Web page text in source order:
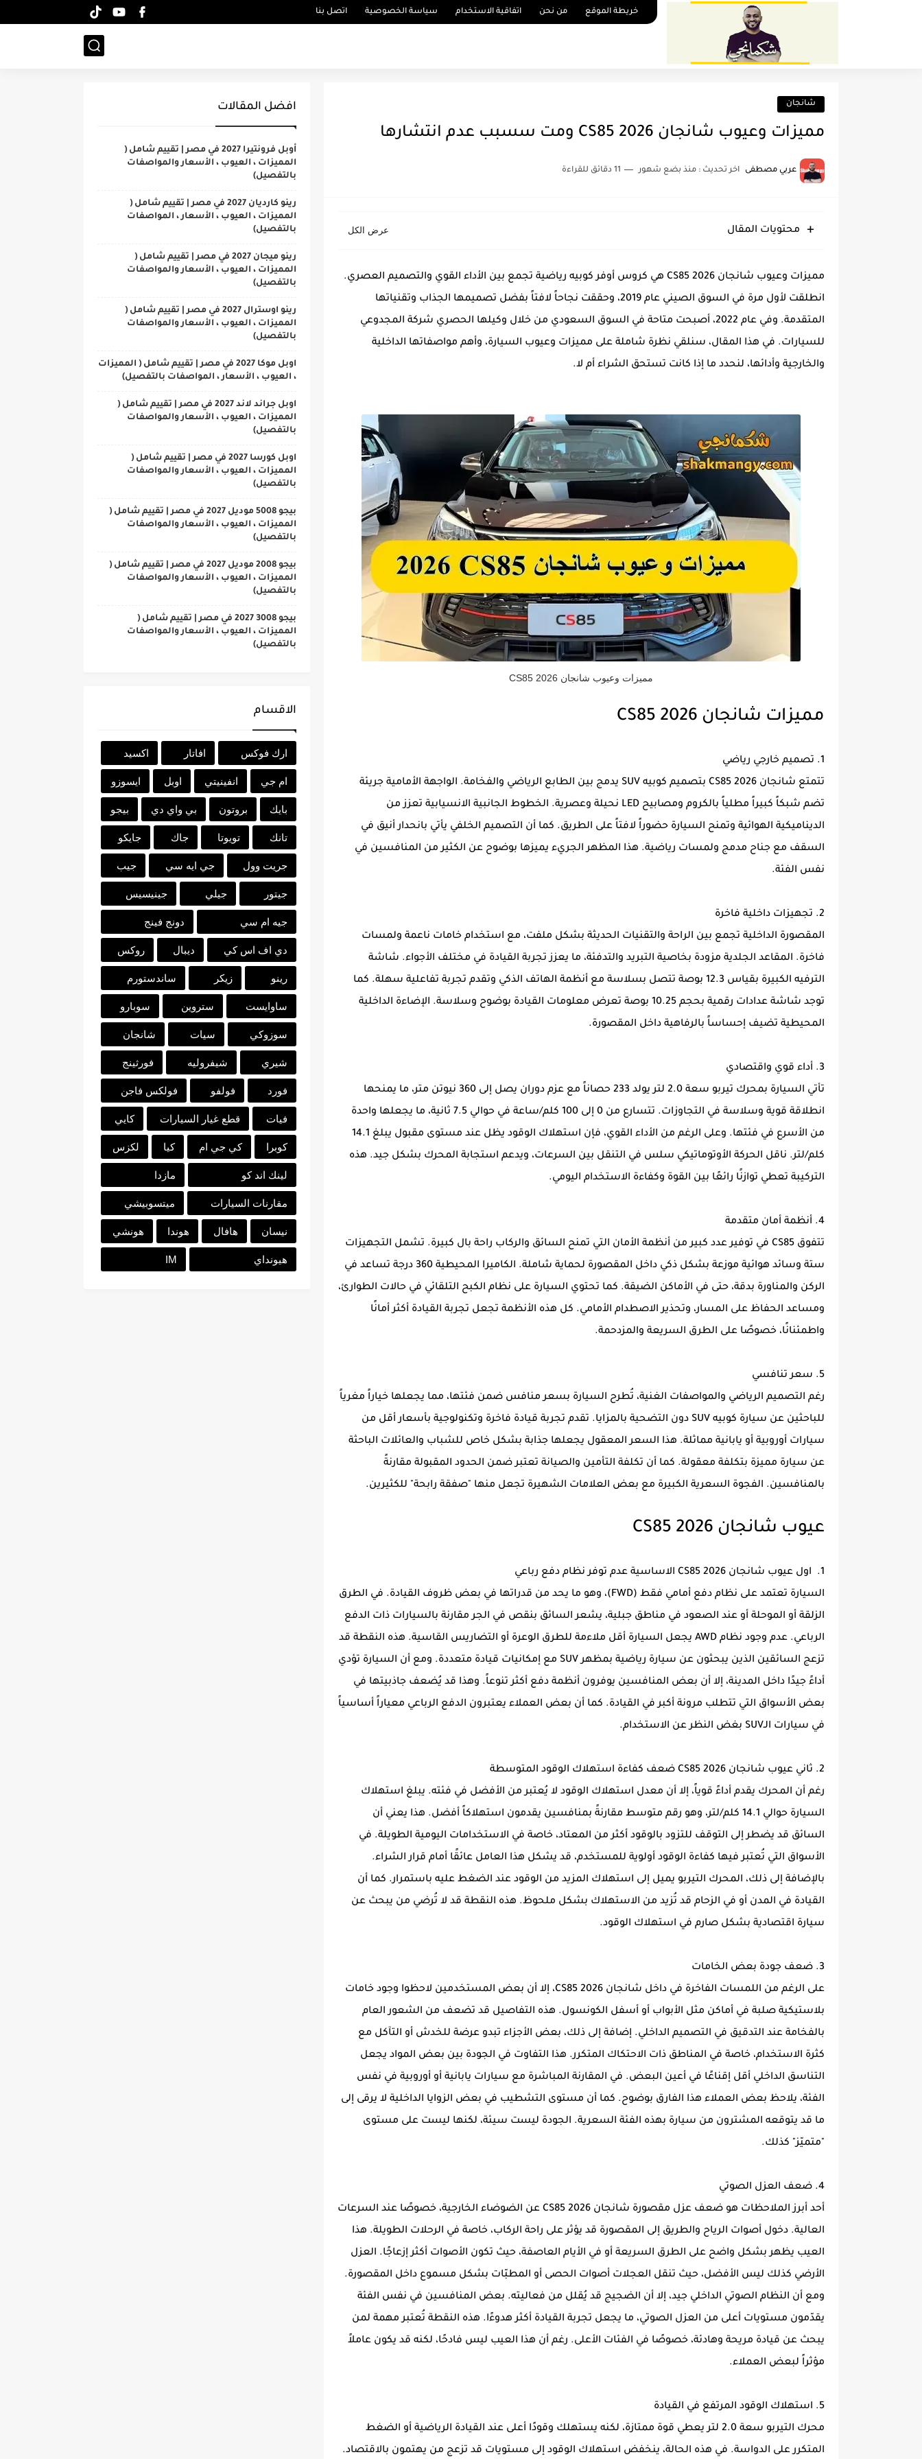
خريطة الموقع من نحن اتفاقية الاستخدام سياسة الخصوصية اتصل بنا
شانجان
مميزات وعيوب شانجان CS85 2026 ومت سسبب عدم انتشارها
عربي مصطفى اخر تحديث : منذ بضع شهور 11 دقائق للقراءة
محتويات المقال
مميزات وعيوب شانجان CS85 2026 هي كروس أوفر كوبيه رياضية تجمع بين الأداء القوي والتصميم العصري.
انطلقت لأول مرة في السوق الصيني عام 2019، وحققت نجاحاً لافتاً بفضل تصميمها الجذاب وتقنياتها
المتقدمة. وفي عام 2022، أصبحت متاحة في السوق السعودي من خلال وكيلها الحصري شركة المجدوعي
للسيارات. في هذا المقال، سنلقي نظرة شاملة على مميزات وعيوب السيارة، وأهم مواصفاتها الداخلية
والخارجية وأدائها، لنحدد ما إذا كانت تستحق الشراء أم لا.
مميزات وعيوب شانجان CS85 2026
مميزات شانجان CS85 2026
1. تصميم خارجي رياضي
تتمتع شانجان CS85 2026 بتصميم كوبيه SUV يدمج بين الطابع الرياضي والفخامة. الواجهة الأمامية جريئة
تضم شبكاً كبيراً مطلياً بالكروم ومصابيح LED نحيلة وعصرية. الخطوط الجانبية الانسيابية تعزز من
الديناميكية الهوائية وتمنح السيارة حضوراً لافتاً على الطريق. كما أن التصميم الخلفي يأتي بانحدار أنيق في
السقف مع جناح مدمج ولمسات رياضية. هذا المظهر الجريء يميزها بوضوح عن الكثير من المنافسين في
نفس الفئة.
2. تجهيزات داخلية فاخرة
المقصورة الداخلية تجمع بين الراحة والتقنيات الحديثة بشكل ملفت، مع استخدام خامات ناعمة ولمسات
فاخرة. المقاعد الجلدية مزودة بخاصية التبريد والتدفئة، ما يعزز تجربة القيادة في مختلف الأجواء. شاشة
الترفيه الكبيرة بقياس 12.3 بوصة تتصل بسلاسة مع أنظمة الهاتف الذكي وتقدم تجربة تفاعلية سهلة. كما
توجد شاشة عدادات رقمية بحجم 10.25 بوصة تعرض معلومات القيادة بوضوح وسلاسة. الإضاءة الداخلية
المحيطية تضيف إحساساً بالرفاهية داخل المقصورة.
3. أداء قوي واقتصادي
تأتي السيارة بمحرك تيربو سعة 2.0 لتر يولد 233 حصاناً مع عزم دوران يصل إلى 360 نيوتن متر، ما يمنحها
انطلاقة قوية وسلاسة في التجاوزات. تتسارع من 0 إلى 100 كلم/ساعة في حوالي 7.5 ثانية، ما يجعلها واحدة
من الأسرع في فئتها. وعلى الرغم من الأداء القوي، فإن استهلاك الوقود يظل عند مستوى مقبول يبلغ 14.1
كلم/لتر. ناقل الحركة الأوتوماتيكي سلس في التنقل بين السرعات، ويدعم استجابة المحرك بشكل جيد. هذه
التركيبة تعطي توازنًا رائعًا بين القوة وكفاءة الاستخدام اليومي.
4. أنظمة أمان متقدمة
تتفوق CS85 في توفير عدد كبير من أنظمة الأمان التي تمنح السائق والركاب راحة بال كبيرة. تشمل التجهيزات
ستة وسائد هوائية موزعة بشكل ذكي داخل المقصورة لحماية شاملة. الكاميرا المحيطية 360 درجة تساعد في
الركن والمناورة بدقة، حتى في الأماكن الضيقة. كما تحتوي السيارة على نظام الكبح التلقائي في حالات الطوارئ،
ومساعد الحفاظ على المسار، وتحذير الاصطدام الأمامي. كل هذه الأنظمة تجعل تجربة القيادة أكثر أمانًا
واطمئنانًا، خصوصًا على الطرق السريعة والمزدحمة.
5. سعر تنافسي
رغم التصميم الرياضي والمواصفات الغنية، تُطرح السيارة بسعر منافس ضمن فئتها، مما يجعلها خياراً مغرياً
للباحثين عن سيارة كوبيه SUV دون التضحية بالمزايا. تقدم تجربة قيادة فاخرة وتكنولوجية بأسعار أقل من
سيارات أوروبية أو يابانية مماثلة. هذا السعر المعقول يجعلها جذابة بشكل خاص للشباب والعائلات الباحثة
عن سيارة مميزة بتكلفة معقولة. كما أن تكلفة التأمين والصيانة تعتبر ضمن الحدود المقبولة مقارنةً
بالمنافسين. الفجوة السعرية الكبيرة مع بعض العلامات الشهيرة تجعل منها "صفقة رابحة" للكثيرين.
عيوب شانجان CS85 2026
1. اول عيوب شانجان CS85 2026 الاساسية عدم توفر نظام دفع رباعي
السيارة تعتمد على نظام دفع أمامي فقط (FWD)، وهو ما يحد من قدراتها في بعض ظروف القيادة. في الطرق
الزلقة أو الموحلة أو عند الصعود في مناطق جبلية، يشعر السائق بنقص في الجر مقارنة بالسيارات ذات الدفع
الرباعي. عدم وجود نظام AWD يجعل السيارة أقل ملاءمة للطرق الوعرة أو التضاريس القاسية. هذه النقطة قد
تزعج السائقين الذين يبحثون عن سيارة رياضية بمظهر SUV مع إمكانيات قيادة متعددة. ومع أن السيارة تؤدي
أداءً جيدًا داخل المدينة، إلا أن بعض المنافسين يوفرون أنظمة دفع أكثر تنوعاً. وهذا قد يُضعف جاذبيتها في
بعض الأسواق التي تتطلب مرونة أكبر في القيادة. كما أن بعض العملاء يعتبرون الدفع الرباعي معياراً أساسياً
في سيارات الـSUV بغض النظر عن الاستخدام.
2. ثاني عيوب شانجان CS85 2026 ضعف كفاءة استهلاك الوقود المتوسطة
رغم أن المحرك يقدم أداءً قوياً، إلا أن معدل استهلاك الوقود لا يُعتبر من الأفضل في فئته. يبلغ استهلاك
السيارة حوالي 14.1 كلم/لتر، وهو رقم متوسط مقارنةً بمنافسين يقدمون استهلاكاً أفضل. هذا يعني أن
السائق قد يضطر إلى التوقف للتزود بالوقود أكثر من المعتاد، خاصة في الاستخدامات اليومية الطويلة. في
الأسواق التي تُعتبر فيها كفاءة الوقود أولوية للمستخدم، قد يشكل هذا العامل عائقًا أمام قرار الشراء.
بالإضافة إلى ذلك، المحرك التيربو يميل إلى استهلاك المزيد من الوقود عند الضغط عليه باستمرار. كما أن
القيادة في المدن أو في الزحام قد تُزيد من الاستهلاك بشكل ملحوظ. هذه النقطة قد لا تُرضي من يبحث عن
سيارة اقتصادية بشكل صارم في استهلاك الوقود.
3. ضعف جودة بعض الخامات
على الرغم من اللمسات الفاخرة في داخل شانجان CS85 2026، إلا أن بعض المستخدمين لاحظوا وجود خامات
بلاستيكية صلبة في أماكن مثل الأبواب أو أسفل الكونسول. هذه التفاصيل قد تضعف من الشعور العام
بالفخامة عند التدقيق في التصميم الداخلي. إضافة إلى ذلك، بعض الأجزاء تبدو عرضة للخدش أو التآكل مع
كثرة الاستخدام، خاصة في المناطق ذات الاحتكاك المتكرر. هذا التفاوت في الجودة بين بعض المواد يجعل
التناسق الداخلي أقل إقناعًا في أعين البعض. في المقارنة المباشرة مع سيارات يابانية أو أوروبية في نفس
الفئة، يلاحظ بعض العملاء هذا الفارق بوضوح. كما أن مستوى التشطيب في بعض الزوايا الداخلية لا يرقى إلى
ما قد يتوقعه المشترون من سيارة بهذه الفئة السعرية. الجودة ليست سيئة، لكنها ليست على مستوى
"متميّز" كذلك.
4. ضعف العزل الصوتي
أحد أبرز الملاحظات هو ضعف عزل مقصورة شانجان CS85 2026 عن الضوضاء الخارجية، خصوصًا عند السرعات
العالية. دخول أصوات الرياح والطريق إلى المقصورة قد يؤثر على راحة الركاب، خاصة في الرحلات الطويلة. هذا
العيب يظهر بشكل واضح على الطرق السريعة أو في الأيام العاصفة، حيث تكون الأصوات أكثر إزعاجًا. العزل
الأرضي كذلك ليس الأفضل، حيث تنقل العجلات أصوات الحصى أو المطبّات بشكل مسموع داخل المقصورة.
ومع أن النظام الصوتي الداخلي جيد، إلا أن الضجيج قد يُقلل من فعاليته. بعض المنافسين في نفس الفئة
يقدّمون مستويات أعلى من العزل الصوتي، ما يجعل تجربة القيادة أكثر هدوءًا. هذه النقطة تُعتبر مهمة لمن
يبحث عن قيادة مريحة وهادئة، خصوصًا في الفئات الأعلى. رغم أن هذا العيب ليس فادحًا، لكنه قد يكون عاملاً
مؤثراً لبعض العملاء.
5. استهلاك الوقود المرتفع في القيادة
محرك التيربو سعة 2.0 لتر يعطي قوة ممتازة، لكنه يستهلك وقودًا أعلى عند القيادة الرياضية أو الضغط
المتكرر على الدواسة. في هذه الحالة، ينخفض استهلاك الوقود إلى مستويات قد تزعج من يهتمون بالاقتصاد.
افضل المقالات
أوبل فرونتيرا 2027 في مصر | تقييم شامل (
المميزات ، العيوب ، الأسعار والمواصفات
بالتفصيل)
رينو كارديان 2027 في مصر | تقييم شامل (
المميزات ، العيوب ، الأسعار ، المواصفات
بالتفصيل)
رينو ميجان 2027 في مصر | تقييم شامل (
المميزات ، العيوب ، الأسعار والمواصفات
بالتفصيل)
رينو اوسترال 2027 في مصر | تقييم شامل (
المميزات ، العيوب ، الأسعار والمواصفات
بالتفصيل)
اوبل موكا 2027 في مصر | تقييم شامل ( المميزات
، العيوب ، الأسعار ، المواصفات بالتفصيل)
اوبل جراند لاند 2027 في مصر | تقييم شامل (
المميزات ، العيوب ، الأسعار والمواصفات
بالتفصيل)
اوبل كورسا 2027 في مصر | تقييم شامل (
المميزات ، العيوب ، الأسعار والمواصفات
بالتفصيل)
بيجو 5008 موديل 2027 في مصر | تقييم شامل (
المميزات ، العيوب ، الأسعار والمواصفات
بالتفصيل)
بيجو 2008 موديل 2027 في مصر | تقييم شامل (
المميزات ، العيوب ، الأسعار والمواصفات
بالتفصيل)
بيجو 3008 2027 في مصر | تقييم شامل (
المميزات ، العيوب ، الأسعار والمواصفات
بالتفصيل)
الاقسام
ارك فوكس افاتار اكسيد
ام جي انفينيتي اوبل ايسوزو
بايك بروتون بي واي دي بيجو
تانك تويوتا جاك جايكو
جريت وول جي ايه سي جيب
جيتور جيلي جينيسيس
جيه ام سي دونج فينج
دي اف اس كي ديبال روكس
رينو زيكر ساندستورم
ساوايست ستروين سوبارو
سوزوكي سيات شانجان
شيري شيفروليه فورثينج
فورد فولفو فولكس فاجن
فيات قطع غيار السيارات كايي
كوبرا كي جي ام كيا لكزس
لينك اند كو مازدا
مقارنات السيارات ميتسوبيشي
نيسان هافال هوندا هونشي
هيونداي IM